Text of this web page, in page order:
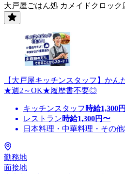
大戸屋ごはん処 カメイドクロック
【大戸屋キッチンスタッフ】か
★週2～OK★履歴書不要◎
キッチンスタッフ 時給1,300
レストラン時給1,300円〜
日本料理・中華料理・その
勤務地
面接地